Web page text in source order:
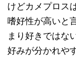
けどカメプロス
嗜好性が高いと
まり好きではな
好みが分かれや